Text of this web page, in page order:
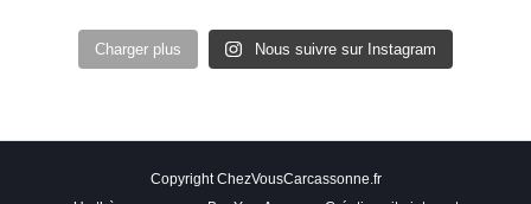
Charger plus Nous suivre sur Instagram
Copyright ChezVousCarcassonne.fr